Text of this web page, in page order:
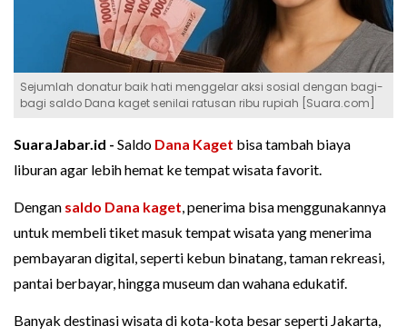
Sejumlah donatur baik hati menggelar aksi sosial dengan bagi-
bagi saldo Dana kaget senilai ratusan ribu rupiah [Suara.com]
SuaraJabar.id - Saldo Dana Kaget bisa tambah biaya
liburan agar lebih hemat ke tempat wisata favorit.
Dengan saldo Dana kaget, penerima bisa menggunakannya
untuk membeli tiket masuk tempat wisata yang menerima
pembayaran digital, seperti kebun binatang, taman rekreasi,
pantai berbayar, hingga museum dan wahana edukatif.
Banyak destinasi wisata di kota-kota besar seperti Jakarta,